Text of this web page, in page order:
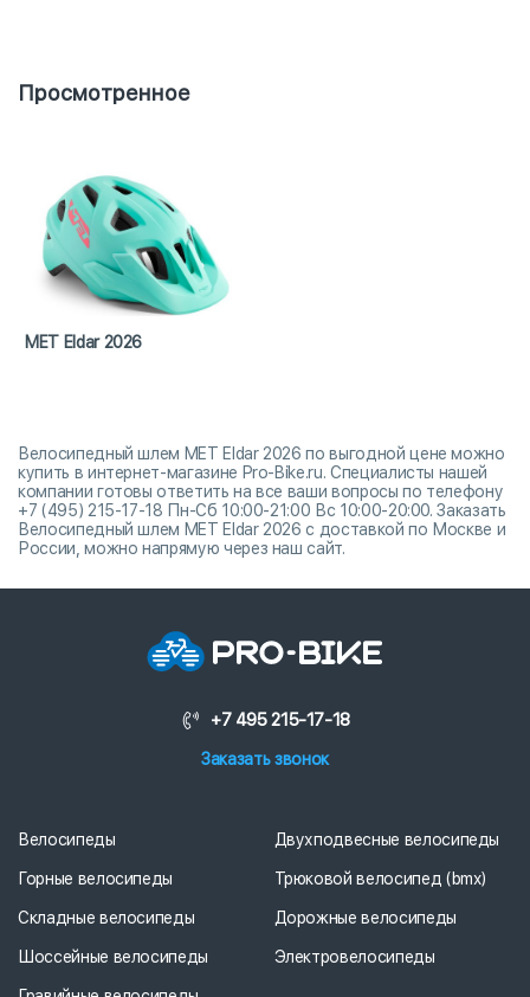
Просмотренное
MET Eldar 2026
Велосипедный шлем MET Eldar 2026 по выгодной цене можно
купить в интернет-магазине Pro-Bike.ru. Специалисты нашей
компании готовы ответить на все ваши вопросы по телефону
+7 (495) 215-17-18 Пн-Сб 10:00-21:00 Вс 10:00-20:00. Заказать
Велосипедный шлем MET Eldar 2026 с доставкой по Москве и
России, можно напрямую через наш сайт.
+7 495 215-17-18
Заказать звонок
Велосипеды
Горные велосипеды
Складные велосипеды
Шоссейные велосипеды
Двухподвесные велосипеды
Трюковой велосипед (bmx)
Дорожные велосипеды
Электровелосипеды